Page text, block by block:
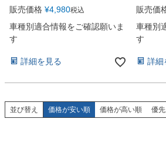
販売価格 ¥4,980税込
車種別適合情報をご確認願いま
す
詳細を見る
販売価
車種別
す
詳細
並び替え 価格が安い順 価格が高い順 優